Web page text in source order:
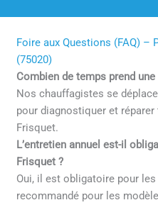
Foire aux Questions (FAQ) –
(75020)
Combien de temps prend
Nos chauffagistes se
pour diagnostiquer et
Frisquet.
L’entretien annuel est-il
Frisquet ?
Oui, il est obligatoire pour
recommandé pour les